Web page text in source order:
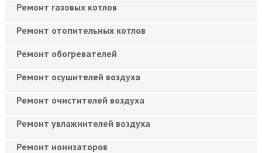
Ремонт газовых котлов
Ремонт отопительных котлов
Ремонт обогревателей
Ремонт осушителей воздуха
Ремонт очистителей воздуха
Ремонт увлажнителей воздуха
Ремонт ионизаторов